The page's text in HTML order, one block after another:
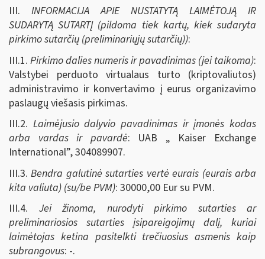
III. INFORMACIJA APIE NUSTATYTĄ LAIMĖTOJĄ IR
SUDARYTĄ SUTARTĮ (pildoma tiek kartų, kiek sudaryta
pirkimo sutarčių (preliminariųjų sutarčių)):
III.1. Pirkimo dalies numeris ir pavadinimas (jei taikoma):
Valstybei perduoto virtualaus turto (kriptovaliutos)
administravimo ir konvertavimo į eurus organizavimo
paslaugų viešasis pirkimas.
III.2. Laimėjusio dalyvio pavadinimas ir įmonės kodas
arba vardas ir pavardė: UAB „ Kaiser Exchange
International”, 304089907.
III.3.Bendra galutinė sutarties vertė eurais (eurais arba
kita valiuta) (su/be PVM): 30000,00 Eur su PVM.
III.4. Jei žinoma, nurodyti pirkimo sutarties ar
preliminariosios sutarties įsipareigojimų dalį, kuriai
laimėtojas ketina pasitelkti trečiuosius asmenis kaip
subrangovus: -.